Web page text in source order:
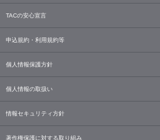
TACの安心宣言
申込規約・利用規約等
個人情報保護方針
個人情報の取扱い
情報セキュリティ方針
著作権保護に対する取り組み